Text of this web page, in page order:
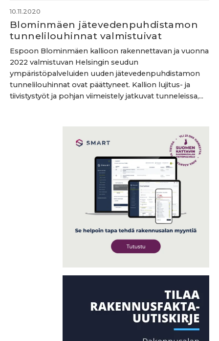
10.11.2020
Blominmäen jätevedenpuhdistamon
tunnelilouhinnat valmistuivat
Espoon Blominmäen kallioon rakennettavan ja vuonna
2022 valmistuvan Helsingin seudun
ympäristöpalveluiden uuden jätevedenpuhdistamon
tunnelilouhinnat ovat päättyneet. Kallion lujitus- ja
tiivistystyöt ja pohjan viimeistely jatkuvat tunneleissa,...